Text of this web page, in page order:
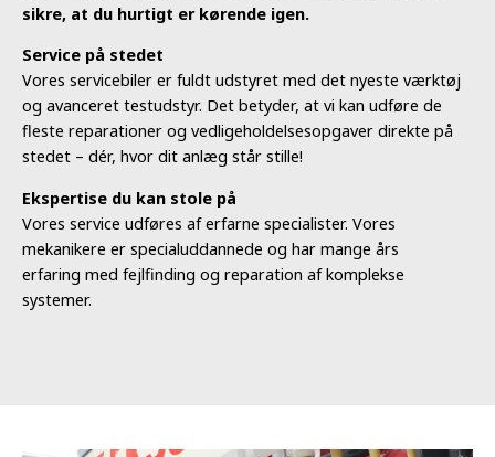
sikre, at du hurtigt er kørende igen.
Service på stedet
Vores servicebiler er fuldt udstyret med det nyeste værktøj
og avanceret testudstyr. Det betyder, at vi kan udføre de
fleste reparationer og vedligeholdelsesopgaver direkte på
stedet – dér, hvor dit anlæg står stille!
Ekspertise du kan stole på
Vores service udføres af erfarne specialister. Vores
mekanikere er specialuddannede og har mange års
erfaring med fejlfinding og reparation af komplekse
systemer.